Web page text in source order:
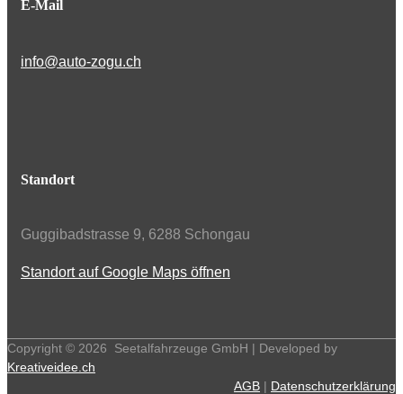
E-Mail
info@auto-zogu.ch
Standort
Guggibadstrasse 9, 6288 Schongau
Standort auf Google Maps öffnen
Copyright © 2026
Seetalfahrzeuge GmbH | Developed by
Kreativeidee.ch
AGB | Datenschutzerklärung